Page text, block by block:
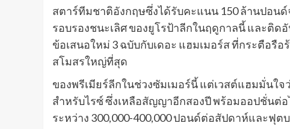
สตาร์ทีมชาติอังกฤษซึ่งได้รับคะแนน 150 ล้านปอนด์
รอบรองชนะเลิศ ของยูโรป้าลีกในฤดูกาลนี้ และติ
ข้อเสนอใหม่ 3 ฉบับกับเดอะ แฮมเมอร์ส ที่กระตือรื
สโมสรใหญ่ที่สุด
ของพรีเมียร์ลีกในช่วงซัมเมอร์นี้ แต่เวสต์แฮมมั่นใ
สําหรับไรซ์ ซึ่งเหลือสัญญาอีกสองปี พร้อมออปชั่นต่
ระหว่าง 300,000-400,000 ปอนด์ต่อสัปดาห์และฟุ